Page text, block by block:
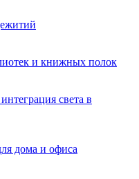
и книжных полок
света в
дома и офиса